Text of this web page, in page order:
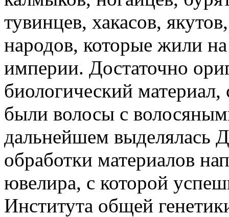
тувинцев, хакасов,
народов, которые жили
империи. Достаточно
биологический
были волосы с
дальнейшем выделялась
обработки материалов
ювелира, с которой
Института общей